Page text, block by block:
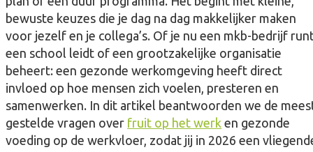
bewuste keuzes die je dag na dag makkelijker maken
voor jezelf en je collega’s. Of je nu een mkb-bedrijf
een school leidt of een grootzakelijke organisatie
beheert: een gezonde werkomgeving heeft direct
invloed op hoe mensen zich voelen, presteren en
samenwerken. In dit artikel beantwoorden we de
gestelde vragen over fruit op het werk en gezonde
voeding op de werkvloer, zodat jij in 2026 een